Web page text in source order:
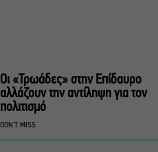
“αντίο” στο Α’
Νεκροταφείο
αθηναϊκά θέατρα
Οι «Τρωάδες» στην Επίδαυρο
αλλάζουν την αντίληψη για τον
πολιτισμό
DON'T MISS